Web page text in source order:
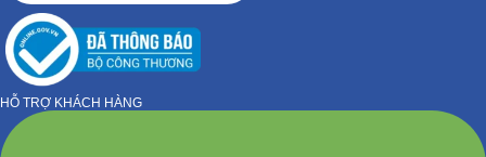
HỖ TRỢ KHÁCH HÀNG